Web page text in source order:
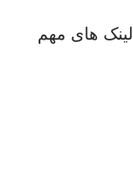
لینک های مهم